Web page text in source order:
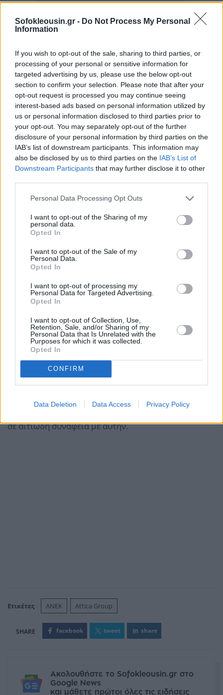
Sofokleousin.gr - Do Not Process My Personal
Information
If you wish to opt-out of the sale, sharing to third parties, or
processing of your personal or sensitive information for
targeted advertising by us, please use the below opt-out
section to confirm your selection. Please note that after your
opt-out request is processed you may continue seeing
interest-based ads based on personal information utilized by
us or personal information disclosed to third parties prior to
your opt-out. You may separately opt-out of the further
disclosure of your personal information by third parties on the
IAB’s list of downstream participants. This information may
also be disclosed by us to third parties on the IAB’s List of
Downstream Participants that may further disclose it to other
Personal Data Processing Opt Outs
I want to opt-out of the Sharing of my
personal data.
Opted In
I want to opt-out of the Sale of my
Personal Data.
Opted In
I want to opt-out of processing my
Personal Data for Targeted Advertising.
Opted In
I want to opt-out of Collection, Use,
Retention, Sale, and/or Sharing of my
Personal Data that Is Unrelated with the
Purposes for which it was collected.
Opted In
CONFIRM
Data Deletion Data Access Privacy Policy
ΑΝΕΚ θα αναγκασθεί στο εγγύς μέλλον να
αποχωρήσει από την αγορά λόγω των οικονομικών
δυσχερειών που αντιμετωπίζει, β) δεν υπήρξε άλλη
λιγότερο επιβλαβής για τον ανταγωνισμό, εκτός από
την κοινοποιηθείσα συγκέντρωση και γ) δεν υπήρξε
εκδήλωση αξιόπιστου ενδιαφέροντος για την
απόκτηση των στοιχείων του ενεργητικού της ΑΝΕΚ
εταιρείας θα εξέρχονταν από την αγορά. Σε κάθε
περίπτωση η διάρθρωση του ανταγωνισμού,
σταθμίζοντας επί του συνόλου των επηρεαζόμενων
αγορών, δεν θα είναι χειρότερη λόγω της
συγκέντρωσης σε σχέση με αυτή που θα επέρχονταν
σε περίπτωση μη εκποίησης των στοιχείων του
ενεργητικού της εταιρείας, και ως εκ τούτου δεν τελεί
σε αιτιώδη συνάφεια με αυτήν.
Ετικέτες ΑΝΕΚ Attica Group
facebook tweet share
Ακολουθήστε το Sofokleousin.gr στο
Google News
και μάθετε πρώτοι όλες τις ειδήσεις